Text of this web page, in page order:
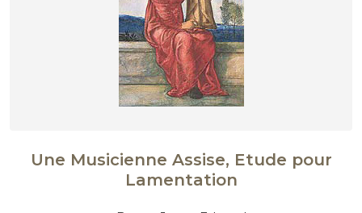
Une Musicienne Assise, Etude pour
Lamentation